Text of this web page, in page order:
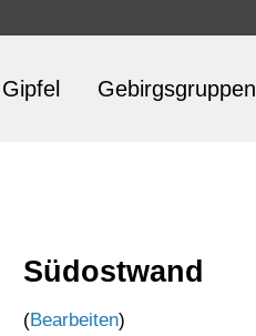
Gipfel Gebirgsgruppen
Südostwand
(Bearbeiten)